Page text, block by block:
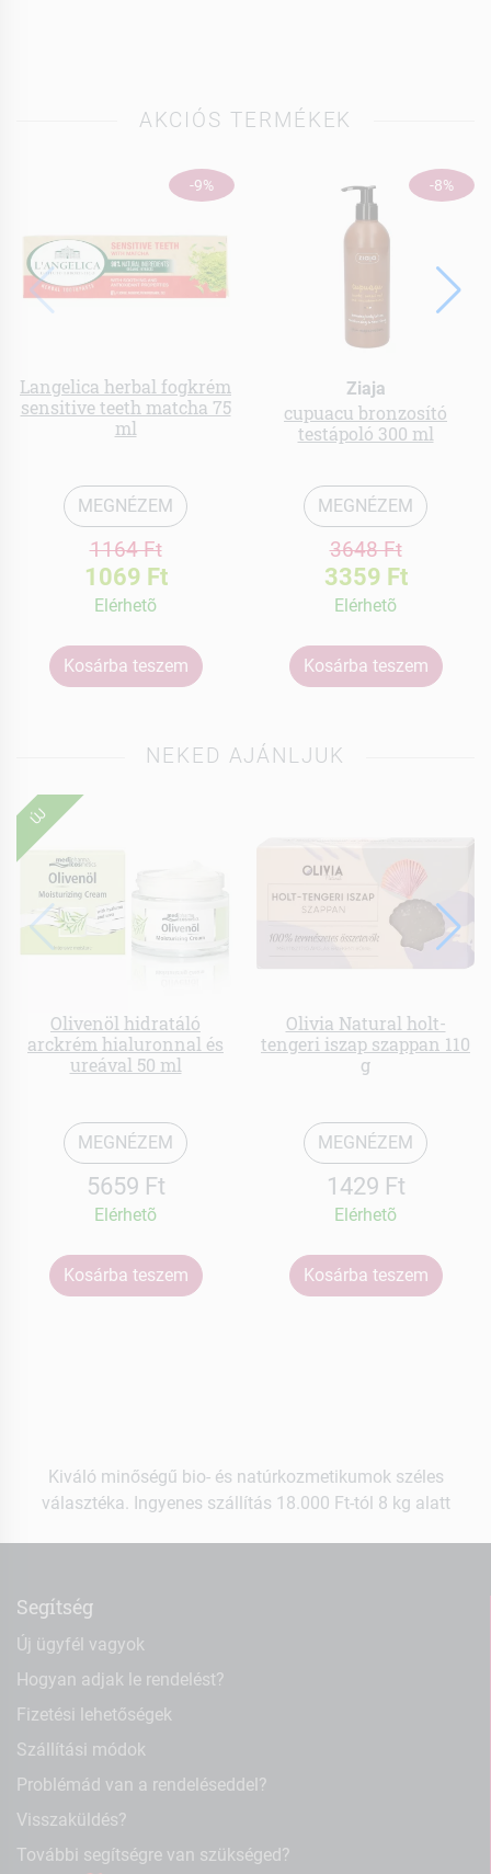
AKCIÓS TERMÉKEK
-9%
Langelica herbal fogkrém
sensitive teeth matcha 75
ml
MEGNÉZEM
1164 Ft
1069 Ft
Elérhetõ
Kosárba teszem
-8%
Ziaja
cupuacu bronzosító
testápoló 300 ml
MEGNÉZEM
3648 Ft
3359 Ft
Elérhetõ
Kosárba teszem
NEKED AJÁNLJUK
ÚJ
Olivenöl hidratáló
arckrém hialuronnal és
ureával 50 ml
MEGNÉZEM
5659 Ft
Elérhetõ
Kosárba teszem
Olivia Natural holt-
tengeri iszap szappan 110
g
MEGNÉZEM
1429 Ft
Elérhetõ
Kosárba teszem
Kiváló minőségű bio- és natúrkozmetikumok széles
választéka. Ingyenes szállítás 18.000 Ft-tól 8 kg alatt
Segítség
Új ügyfél vagyok
Hogyan adjak le rendelést?
Fizetési lehetőségek
Szállítási módok
Problémád van a rendeléseddel?
Visszaküldés?
További segítségre van szükséged?